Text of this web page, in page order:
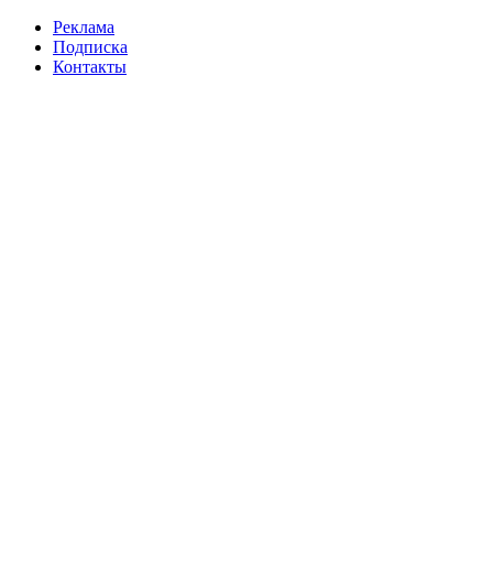
Реклама
Подписка
Контакты